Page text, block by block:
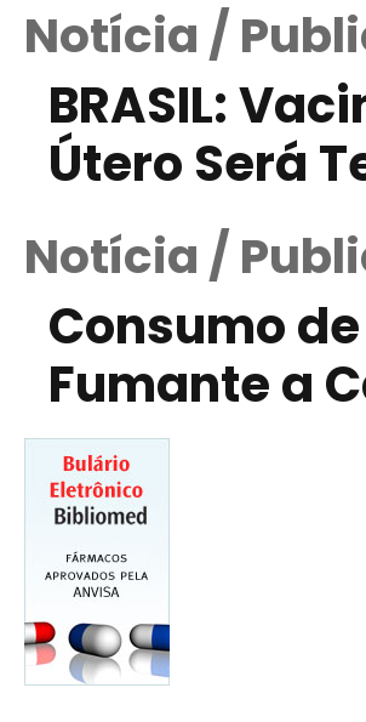
Notícia /
BRASIL:
Útero Será
Notícia /
Consumo
Fumante a